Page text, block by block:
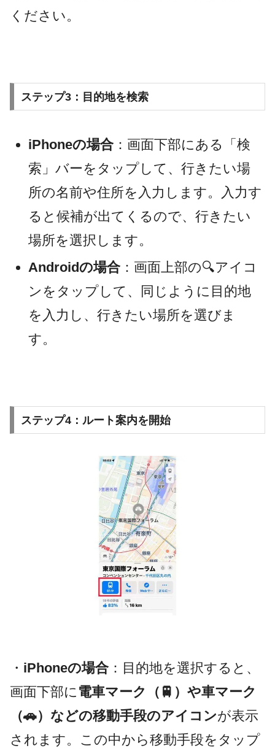
ください。
ステップ3：目的地を検索
iPhoneの場合：画面下部にある「検
索」バーをタップして、行きたい場
所の名前や住所を入力します。入力す
ると候補が出てくるので、行きたい
場所を選択します。
Androidの場合：画面上部の🔍アイコ
ンをタップして、同じように目的地
を入力し、行きたい場所を選びま
す。
ステップ4：ルート案内を開始
・ iPhoneの場合：目的地を選択すると、
画面下部に 電車マーク（🚆）や車マーク
（🚗）などの移動手段のアイコンが表示
されます。この中から移動手段をタップ